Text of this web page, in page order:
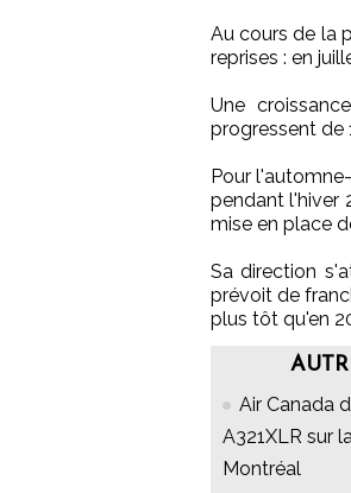
Au cours de la
reprises : en
Une
progressent de
Pour
pendant l'hiver
mise en place
Sa direction
prévoit de
plus tôt qu'en
Air Canada
A321XLR sur
Montréal